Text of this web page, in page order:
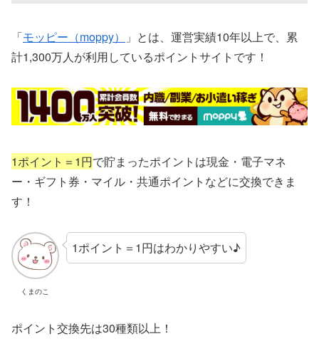
「モッピー（moppy）
」とは、運営実績10年以上で、累
計1,300万人が利用しているポイントサイトです！
1ポイント＝1円で貯まったポイントは現金・電子マネ
ー・ギフト券・マイル・共通ポイントなどに交換できま
す！
くまのこ
1ポイント＝1円はわかりやすい♪
ポイント交換先は30種類以上！